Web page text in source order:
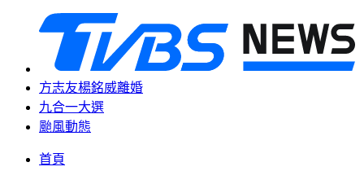
方志友楊銘威離婚
九合一大選
颱風動態
首頁